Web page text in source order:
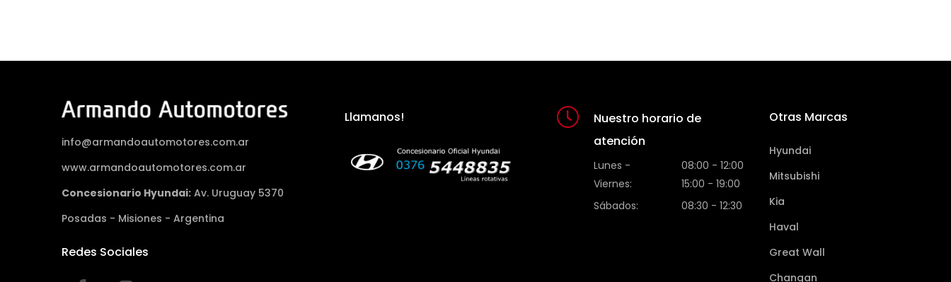
info@armandoautomotores.com.ar
www.armandoautomotores.com.ar
Concesionario Hyundai: Av. Uruguay 5370
Posadas - Misiones - Argentina
Redes Sociales
Llamanos!
Nuestro horario de
atención
Lunes -
Viernes:
08:00 - 12:00
15:00 - 19:00
Sábados:
08:30 - 12:30
Otras Marcas
Hyundai
Mitsubishi
Kia
Haval
Great Wall
Changan